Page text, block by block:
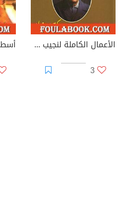
الأعمال الكاملة لنجيب محفوظ 5
3